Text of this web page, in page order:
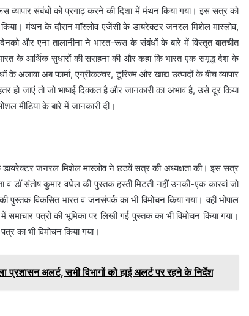
संबंधों को प्रगाढ़ करने की दिशा में मंथन किया गया। इस सत्र को
मंथन के दौरान मॉस्लोव एजेंसी के डायरेक्टर जनरल मिशेल मास्लोव,
और एना तालानीना ने भारत-रूस के संबंधों के बारे में विस्तृत बातचीत
के आर्थिक सुधारों की सराहना की और कहा कि भारत एक समृद्ध देश के
अलावा अब फार्मा, एग्रीकल्चर, टूरिज्म और खाद्य उत्पादों के बीच व्यापार
हो जाएं तो जो भाषाई दिक्कत है और जानकारी का अभाव है, उसे दूर किया
मीडिया के बारे में जानकारी दी।
जनरल मिशेल मास्लोव ने छठवें सत्र की अध्यक्षता की। इस सत्र
व डॉ संतोष कुमार वघेल की पुस्तक हस्ती मिटती नहीं उनकी-एक कारवां जो
पुस्तक विकसित भारत व जंनसंपर्क का भी विमोचन किया गया। वहीं भोपाल
पत्रों की भूमिका पर लिखी गई पुस्तक का भी विमोचन किया गया।
का भी विमोचन किया गया।
प्रशासन अलर्ट, सभी विभागों को हाई अलर्ट पर रहने के निर्देश